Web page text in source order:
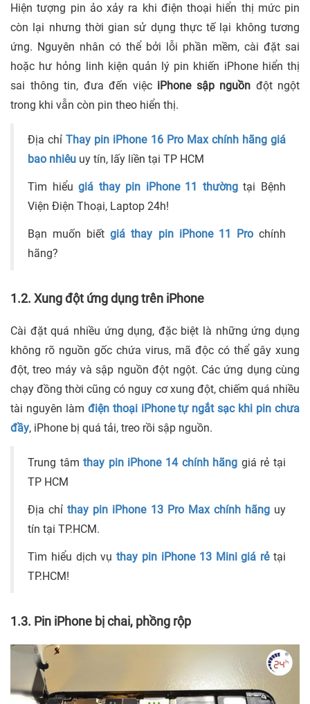
Hiện tượng pin ảo xảy ra khi điện thoại hiển thị mức pin
còn lại nhưng thời gian sử dụng thực tế lại không tương
ứng. Nguyên nhân có thể bởi lỗi phần mềm, cài đặt sai
hoặc hư hỏng linh kiện quản lý pin khiến iPhone hiển thị
sai thông tin, đưa đến việc iPhone sập nguồn đột ngột
trong khi vẫn còn pin theo hiển thị.
Địa chỉThay pin iPhone 16 Pro Max chính hãng giá
bao nhiêu uy tín, lấy liền tại TP HCM
Tìm hiểugiá thay pin iPhone 11 thườngtại Bệnh
Viện Điện Thoại, Laptop 24h!
Bạn muốn biếtgiá thay pin iPhone 11 Prochính
hãng?
1.2. Xung đột ứng dụng trên iPhone
Cài đặt quá nhiều ứng dụng, đặc biệt là những ứng dụng
không rõ nguồn gốc chứa virus, mã độc có thể gây xung
đột, treo máy và sập nguồn đột ngột. Các ứng dụng cùng
chạy đồng thời cũng có nguy cơ xung đột, chiếm quá nhiều
tài nguyên làm điện thoại iPhone tự ngắt sạc khi pin chưa
đầy, iPhone bị quá tải, treo rồi sập nguồn.
Trung tâmthay pin iPhone 14 chính hãng giá rẻ tại
TP HCM
Địa chỉthay pin iPhone 13 Pro Max chính hãnguy
tín tại TP.HCM.
Tìm hiểu dịch vụthay pin iPhone 13 Mini giá rẻtại
TP.HCM!
1.3. Pin iPhone bị chai, phồng rộp